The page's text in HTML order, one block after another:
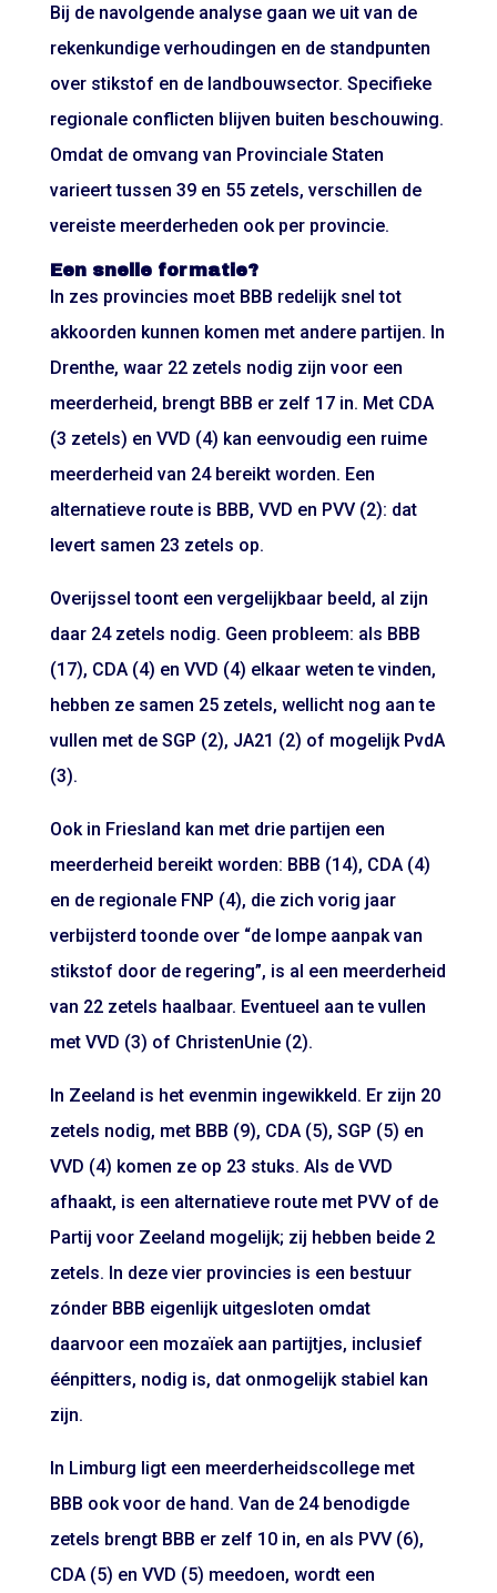
Bij de navolgende analyse gaan we uit van de
rekenkundige verhoudingen en de standpunten
over stikstof en de landbouwsector. Specifieke
regionale conflicten blijven buiten beschouwing.
Omdat de omvang van Provinciale Staten
varieert tussen 39 en 55 zetels, verschillen de
vereiste meerderheden ook per provincie.
Een snelle formatie?
In zes provincies moet BBB redelijk snel tot
akkoorden kunnen komen met andere partijen. In
Drenthe, waar 22 zetels nodig zijn voor een
meerderheid, brengt BBB er zelf 17 in. Met CDA
(3 zetels) en VVD (4) kan eenvoudig een ruime
meerderheid van 24 bereikt worden. Een
alternatieve route is BBB, VVD en PVV (2): dat
levert samen 23 zetels op.
Overijssel toont een vergelijkbaar beeld, al zijn
daar 24 zetels nodig. Geen probleem: als BBB
(17), CDA (4) en VVD (4) elkaar weten te vinden,
hebben ze samen 25 zetels, wellicht nog aan te
vullen met de SGP (2), JA21 (2) of mogelijk PvdA
(3).
Ook in Friesland kan met drie partijen een
meerderheid bereikt worden: BBB (14), CDA (4)
en de regionale FNP (4), die zich vorig jaar
verbijsterd toonde over “de lompe aanpak van
stikstof door de regering”, is al een meerderheid
van 22 zetels haalbaar. Eventueel aan te vullen
met VVD (3) of ChristenUnie (2).
In Zeeland is het evenmin ingewikkeld. Er zijn 20
zetels nodig, met BBB (9), CDA (5), SGP (5) en
VVD (4) komen ze op 23 stuks. Als de VVD
afhaakt, is een alternatieve route met PVV of de
Partij voor Zeeland mogelijk; zij hebben beide 2
zetels. In deze vier provincies is een bestuur
zónder BBB eigenlijk uitgesloten omdat
daarvoor een mozaïek aan partijtjes, inclusief
éénpitters, nodig is, dat onmogelijk stabiel kan
zijn.
In Limburg ligt een meerderheidscollege met
BBB ook voor de hand. Van de 24 benodigde
zetels brengt BBB er zelf 10 in, en als PVV (6),
CDA (5) en VVD (5) meedoen, wordt een